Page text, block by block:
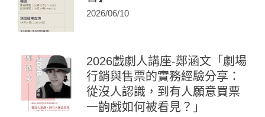
2026/06/10
2026戲劇人講座-鄭涵文「劇場
行銷與售票的實務經驗分享：
從沒人認識，到有人願意買票
一齣戲如何被看見？」